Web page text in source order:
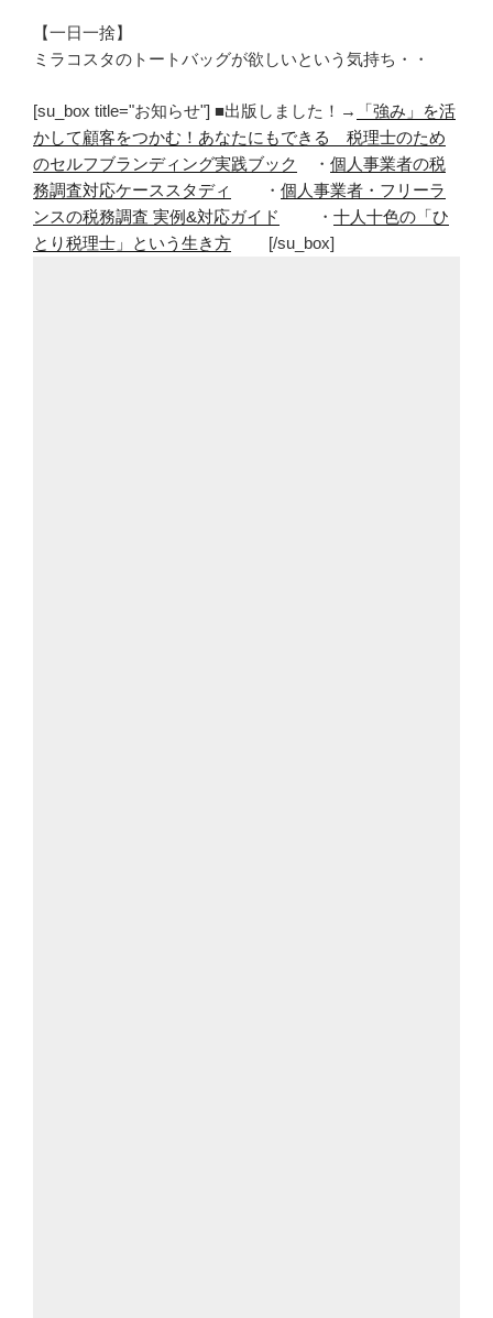
【一日一捨】
ミラコスタのトートバッグが欲しいという気持ち・・
[su_box title="お知らせ"] ■出版しました！→
「強み」を活
かして顧客をつかむ！あなたにもできる 税理士のため
のセルフブランディング実践ブック
・ 個人事業者の税
務調査対応ケーススタディ
・ 個人事業者・フリーラ
ンスの税務調査 実例&対応ガイド
・ 十人十色の「ひ
とり税理士」という生き方 [/su_box]